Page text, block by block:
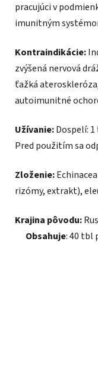
pracujúci v
imunitným
Kontraindikácie:
zvýšená nervová
ťažká
autoimunitné
Užívanie:Dospelí:
Pred použitím sa
Zloženie:
rizómy, extrakt),
Krajina pôvodu:
Obsahuje: 40 tbl